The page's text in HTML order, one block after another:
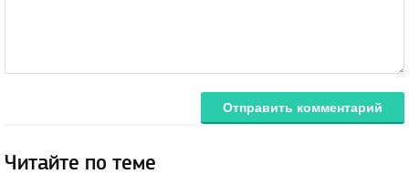
Отправить комментарий
Читайте по теме